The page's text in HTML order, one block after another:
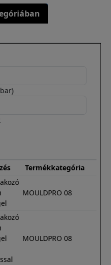
Termékkategória
MOULDPRO 08
MOULDPRO 08